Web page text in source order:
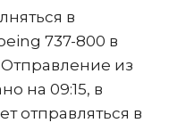
в
737-800 в
из
на 09:15, в
отправляться в